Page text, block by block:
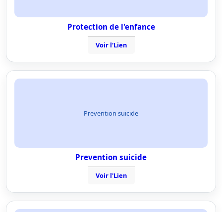
Protection de l'enfance
Voir l'Lien
Prevention suicide
Prevention suicide
Voir l'Lien